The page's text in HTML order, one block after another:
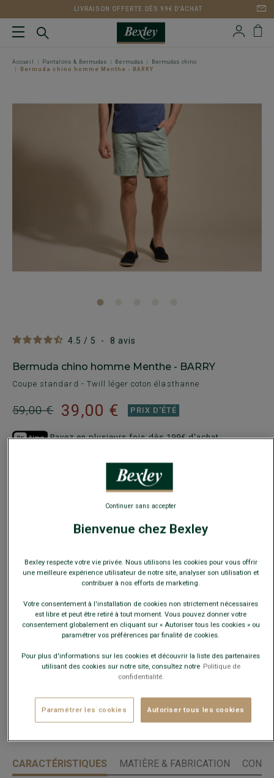
LIVRAISON OFFERTE DÈS 99€ D'ACHAT
Accueil Pantalons & Bermudas Bermudas
Bermudas chino
Bermuda chino homme Menthe - BARRY
4.5 / 5 - 8 avis
Bermuda chino homme Menthe - BARRY
Coupe standard - Twill léger coton élasthanne
59,00 € 39,00 € PRIX D'ÉTÉ
Payez en plusieurs fois dès 199€ d'achat
COULEURS DISPONIBLES
Guide des tailles
Quelle est ma taille ?
Voir la disponibilité en magasin
Livré en 24h ouvrées avec Chronopost Express
(commandez avant 14h)
30 jours pour changer d'avis !
CARACTÉRISTIQUES MATIÈRE & FABRICATION
Bienvenue chez Bexley
Bexley respecte votre vie privée. Nous utilisons les cookies pour vous offrir
une meilleure expérience utilisateur de notre site, analyser son utilisation et
contribuer à nos efforts de marketing.
Votre consentement à l'installation de cookies non strictement nécessaires
est libre et peut être retiré à tout moment. Vous pouvez donner votre
consentement globalement en cliquant sur « Autoriser tous les cookies » ou
paramétrer vos préférences par finalité de cookies.
Pour plus d'informations sur les cookies et découvrir la liste des partenaires
utilisant des cookies sur notre site, consultez notre Politique de
confidentialité.
Paramétrer les cookies Autoriser tous les cookies
Continuer sans accepter